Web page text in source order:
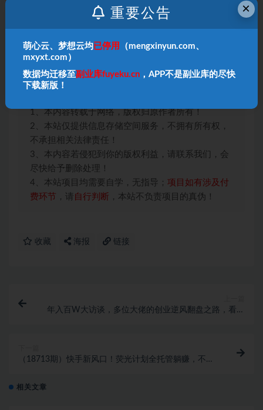
而异，需结合自身努力与实操，合理运用所学内容，同时
1、本内容转载于网络，版权归原作者所有！
2、本站仅提供信息存储空间服务，不拥有所有权，
不承担相关法律责任！
3、本内容若侵犯到你的版权利益，请联系我们，会
尽快给予删除处理！
4、本站项目均需要自学，无指导； 项目如有涉及付
费环节 ，请 自行判断 ，本站不负责项目的真伪！
收藏 海报 链接
年入百W大访谈，多位大佬的创业逆风翻盘之路，看懂
（18713期）快手新风口！荧光计划全托管躺赚，不用
相关文章
×
重要公告
萌心云、梦想云均 已停用
（mengxinyun.com、
mxyxt.com）
数据均迁移至副业库fuyeku.cn ，APP不是副业库的尽快
下载新版！